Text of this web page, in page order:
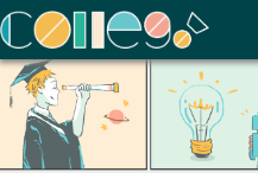
ColleGo! 大學選才與高中育才輔